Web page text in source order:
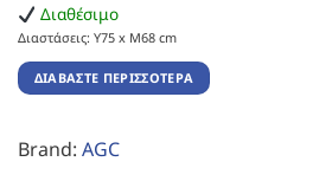
Διαθέσιμο
Διαστάσεις: Υ75 x Μ68 cm
ΔΙΑΒΆΣΤΕ ΠΕΡΙΣΣΌΤΕΡΑ
Brand: AGC